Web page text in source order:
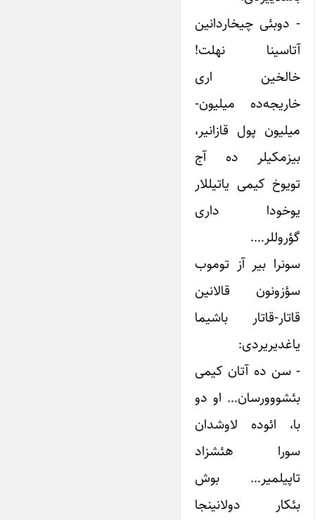
-‌ دوبئی چیخاردانین
آتاسینا نهلت!
خالخین اری
خاریجه‌ده میلیون-
میلیون پول قازانیر،
بیزمکیلر ده آج
تویوخ کیمی یاتیللار
یوخودا داری
گؤروللر….
سونرا بیر آز توموب
سؤزونون قالانین
قاتار-قاتار باشیما
یاغدیریردی:
-‌ سن ده آتان کیمی
بئشووورسان… او دو
با، ائوده لاوشدان
سورا هئشزاد
تاپیلمیر… بوش
بئکار دولانینجا